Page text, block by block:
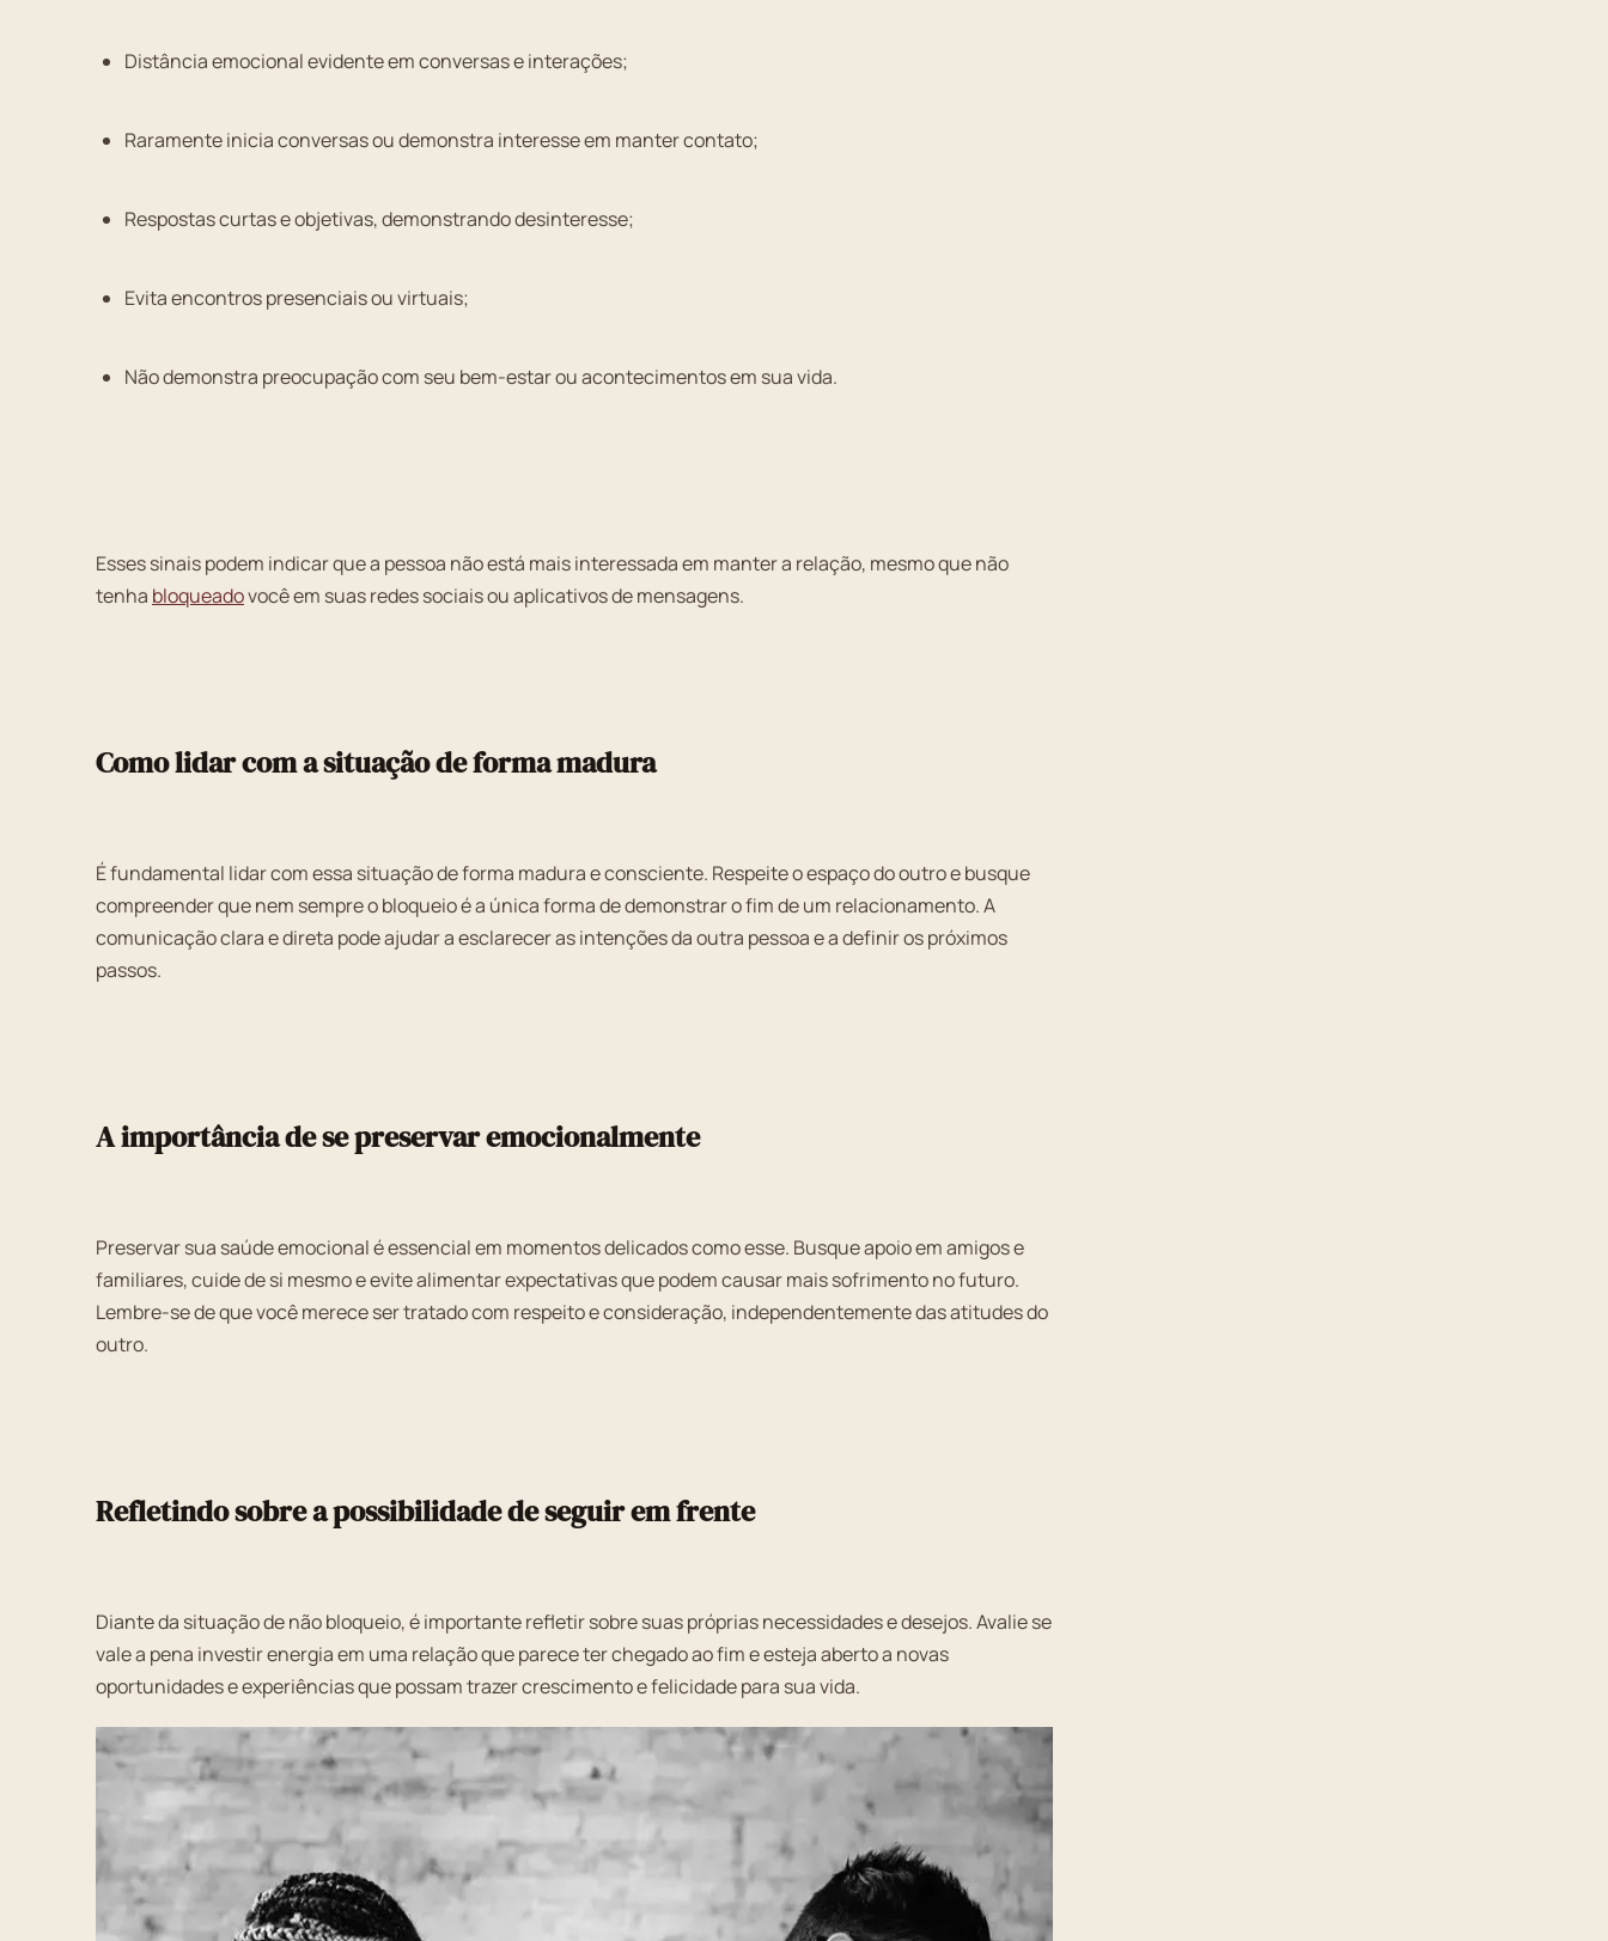
Distância emocional evidente em conversas e interações;
Raramente inicia conversas ou demonstra interesse em manter contato;
Respostas curtas e objetivas, demonstrando desinteresse;
Evita encontros presenciais ou virtuais;
Não demonstra preocupação com seu bem-estar ou acontecimentos em sua vida.
Esses sinais podem indicar que a pessoa não está mais interessada em manter a relação, mesmo que não
tenha bloqueadovocê em suas redes sociais ou aplicativos de mensagens.
Como lidar com a situação de forma madura
É fundamental lidar com essa situação de forma madura e consciente. Respeite o espaço do outro e busque
compreender que nem sempre o bloqueio é a única forma de demonstrar o fim de um relacionamento. A
comunicação clara e direta pode ajudar a esclarecer as intenções da outra pessoa e a definir os próximos
passos.
A importância de se preservar emocionalmente
Preservar sua saúde emocional é essencial em momentos delicados como esse. Busque apoio em amigos e
familiares, cuide de si mesmo e evite alimentar expectativas que podem causar mais sofrimento no futuro.
Lembre-se de que você merece ser tratado com respeito e consideração, independentemente das atitudes do
outro.
Refletindo sobre a possibilidade de seguir em frente
Diante da situação de não bloqueio, é importante refletir sobre suas próprias necessidades e desejos. Avalie se
vale a pena investir energia em uma relação que parece ter chegado ao fim e esteja aberto a novas
oportunidades e experiências que possam trazer crescimento e felicidade para sua vida.